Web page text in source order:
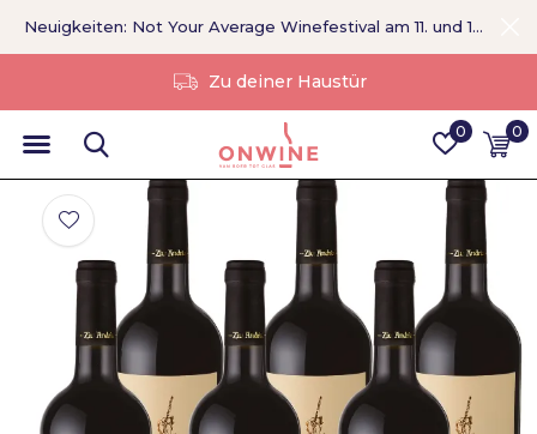
0 0
Ohne Vermittler
Neuigkeiten: Not Your Average Winefestival am 11. und 12. September >